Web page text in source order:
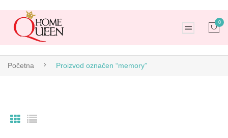
0
Početna
Proizvod označen “memory”